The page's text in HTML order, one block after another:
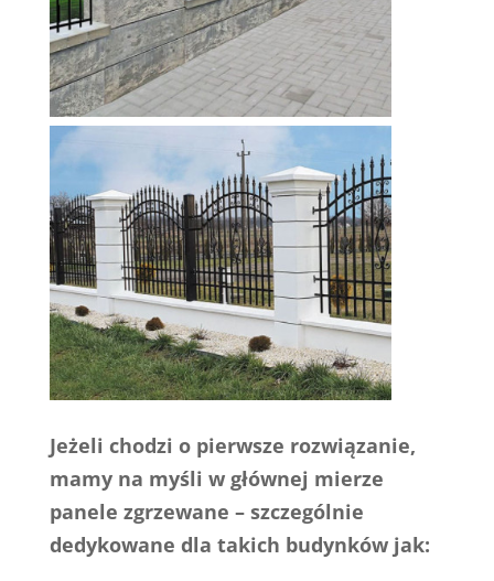
Jeżeli chodzi o pierwsze rozwiązanie,
mamy na myśli w głównej mierze
panele zgrzewane – szczególnie
dedykowane dla takich budynków jak: